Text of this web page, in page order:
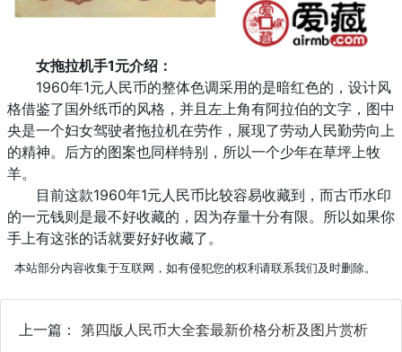
女拖拉机手1元介绍：
1960年1元人民币的整体色调采用的是暗红色的，设计风
格借鉴了国外纸币的风格，并且左上角有阿拉伯的文字，图中
央是一个妇女驾驶者拖拉机在劳作，展现了劳动人民勤劳向上
的精神。后方的图案也同样特别，所以一个少年在草坪上牧
羊。
目前这款1960年1元人民币比较容易收藏到，而古币水印
的一元钱则是最不好收藏的，因为存量十分有限。所以如果你
手上有这张的话就要好好收藏了。
本站部分内容收集于互联网，如有侵犯您的权利请联系我们及时删除。
上一篇： 第四版人民币大全套最新价格分析及图片赏析